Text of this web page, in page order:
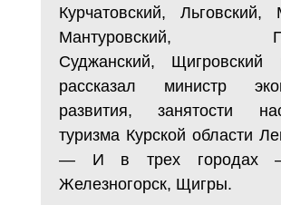
Курчатовский, Льговский,
Мантуровский,
Суджанский,
рассказал министр
развития, занятости
туризма Курской области
— И в трех городах –
Железногорск, Щигры.